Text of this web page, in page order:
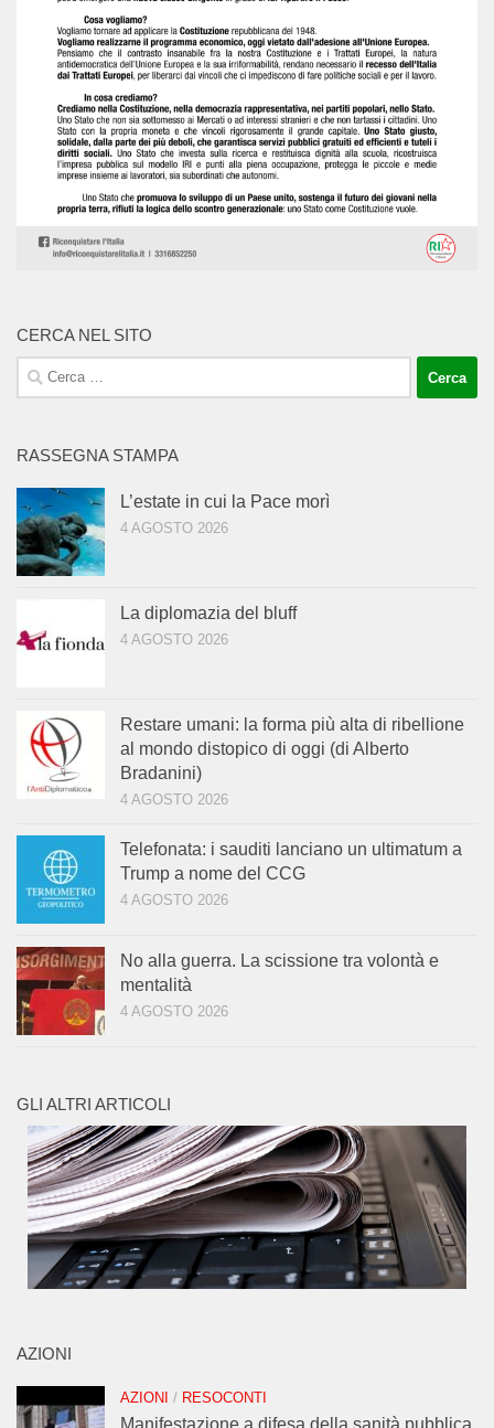
CERCA NEL SITO
Ricerca
per:
RASSEGNA STAMPA
L’estate in cui la Pace morì
4 AGOSTO 2026
La diplomazia del bluff
4 AGOSTO 2026
Restare umani: la forma più alta di ribellione
al mondo distopico di oggi (di Alberto
Bradanini)
4 AGOSTO 2026
Telefonata: i sauditi lanciano un ultimatum a
Trump a nome del CCG
4 AGOSTO 2026
No alla guerra. La scissione tra volontà e
mentalità
4 AGOSTO 2026
GLI ALTRI ARTICOLI
AZIONI
AZIONI / RESOCONTI